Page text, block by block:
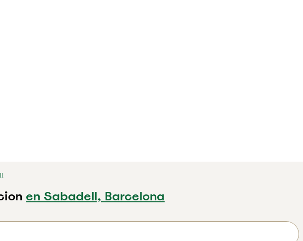
en Sabadell, Barcelona